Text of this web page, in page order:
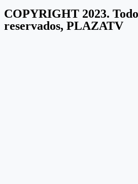
COPYRIGHT 2023.
reservados, PLAZATV